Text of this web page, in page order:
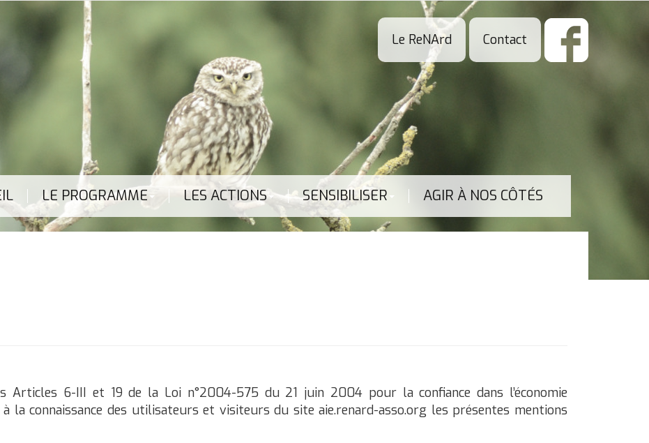
Le ReNArd Contact
LE PROGRAMME LES ACTIONS SENSIBILISER AGIR À NOS CÔTÉS
Articles 6-III et 19 de la Loi n°2004-575 du 21 juin 2004 pour la confiance dans l’économie
à la connaissance des utilisateurs et visiteurs du site aie.renard-asso.org les présentes mentions